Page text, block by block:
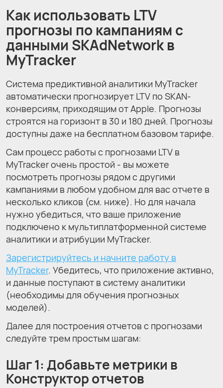
Как использовать LTV
прогнозы по кампаниям с
данными SKAdNetwork в
MyTracker
Система предиктивной аналитики MyTracker
автоматически прогнозирует LTV по SKAN-
конверсиям, приходящим от Apple. Прогнозы
строятся на горизонт в 30 и 180 дней. Прогнозы
доступны даже на бесплатном базовом тарифе.
Сам процесс работы с прогнозами LTV в
MyTracker очень простой - вы можете
посмотреть прогнозы рядом с другими
кампаниями в любом удобном для вас отчете в
несколько кликов (см. ниже). Но для начала
нужно убедиться, что ваше приложение
подключено к мульти­платформенной системе
аналитики и атрибуции MyTracker.
Зарегистрируйтесь и начните работу в
MyTracker. Убедитесь, что приложение активно,
и данные поступают в систему аналитики
(необходимы для обучения прогнозных
моделей).
Далее для построения отчетов с прогнозами
следуйте трем простым шагам:
Шаг 1: Добавьте метрики в
Конструктор отчетов